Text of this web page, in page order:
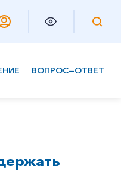
ВОПРОС—ОТВЕТ